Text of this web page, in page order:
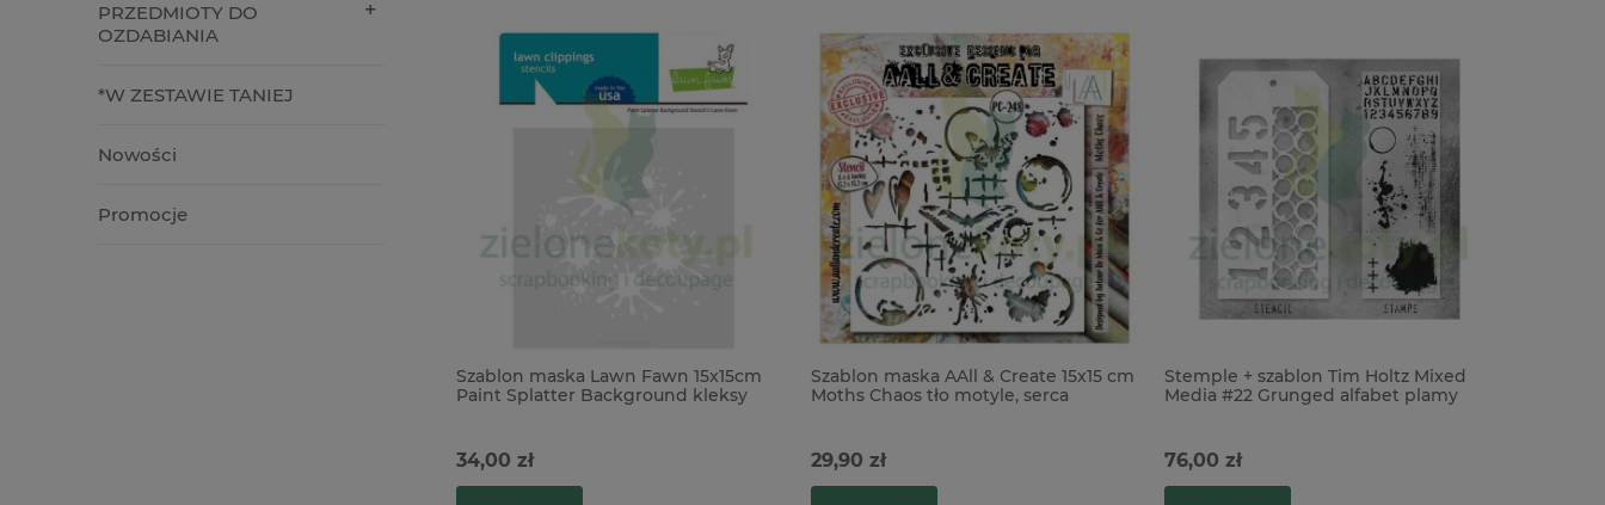
PRZEDMIOTY DO
OZDABIANIA
*W ZESTAWIE TANIEJ
Nowości
Promocje
Szablon maska Lawn Fawn 15x15cm
Paint Splatter Background kleksy
34,00 zł
Szablon maska AAll & Create 15x15 cm
Moths Chaos tło motyle, serca
29,90 zł
Stemple + szablon Tim Holtz Mixed
Media #22 Grunged alfabet plamy
76,00 zł